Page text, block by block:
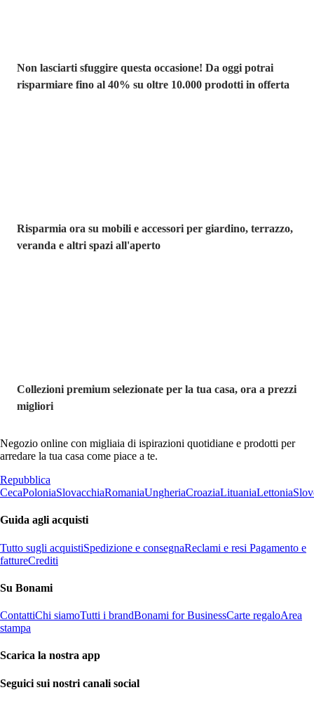
Non lasciarti sfuggire questa occasione! Da oggi potrai
risparmiare fino al 40% su oltre 10.000 prodotti in offerta
Risparmia ora su mobili e accessori per giardino, terrazzo,
veranda e altri spazi all'aperto
Collezioni premium selezionate per la tua casa, ora a prezzi
migliori
Negozio online con migliaia di ispirazioni quotidiane e prodotti per
arredare la tua casa come piace a te.
Repubblica
CecaPoloniaSlovacchiaRomaniaUngheriaCroaziaLituaniaLettonia
Guida agli acquisti
Tutto sugli acquistiSpedizione e consegnaReclami e resi Pagamento e
fattureCrediti
Su Bonami
ContattiChi siamoTutti i brandBonami for BusinessCarte regaloArea
stampa
Scarica la nostra app
Seguici sui nostri canali social